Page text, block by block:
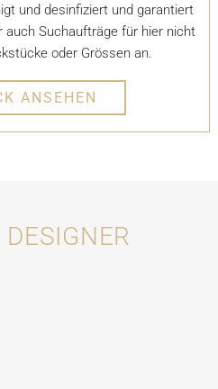
und desinfiziert und garantiert
auch Suchaufträge für hier nicht
oder Grössen an.
ANSEHEN